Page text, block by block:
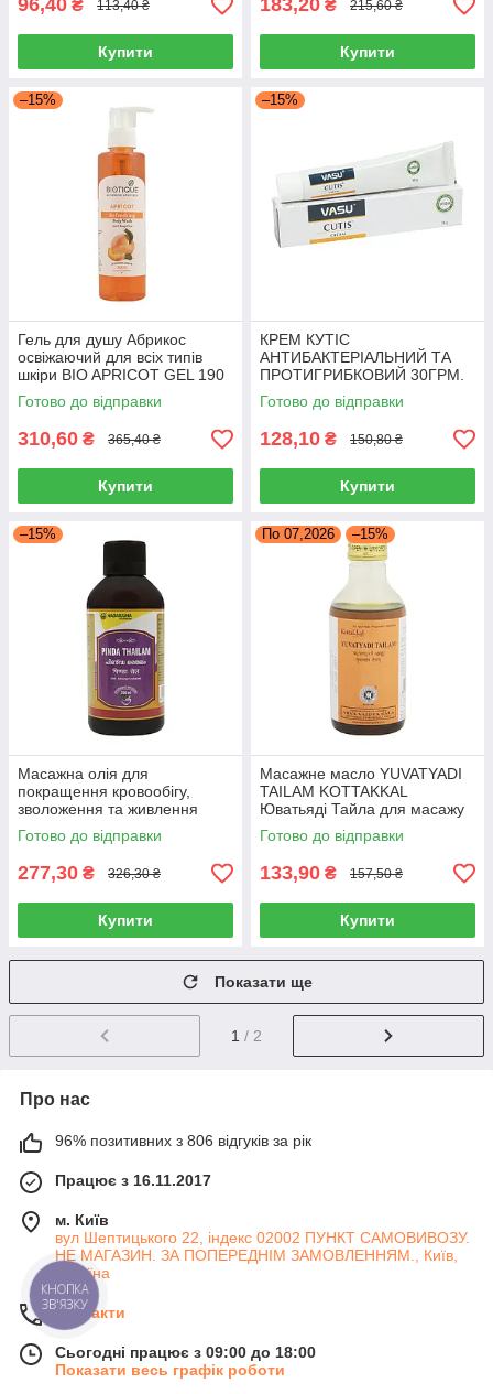
96,40 ₴ 113,40 ₴
Купити
183,20 ₴ 215,60 ₴
Купити
–15%
Гель для душу Абрикос
освіжаючий для всіх типів
шкіри BIO APRICOT GEL 190
ML BIOTIQUE Індія
Готово до відправки
310,60 ₴ 365,40 ₴
Купити
–15%
КРЕМ КУТІС
АНТИБАКТЕРІАЛЬНИЙ ТА
ПРОТИГРИБКОВИЙ 30ГРМ.
ВАСУ, CUTIS CREAM 30GM.
VASU
Готово до відправки
128,10 ₴ 150,80 ₴
Купити
–15%
Масажна олія для
покращення кровообігу,
зволоження та живлення
шкіри PINDA THAILAM 200ML
NAGARJUNA ПІНДА
Готово до відправки
277,30 ₴ 326,30 ₴
Купити
По 07,2026 –15%
Масажне масло YUVATYADI
TAILAM KOTTAKKAL
Юватьяді Тайла для масажу
жіночих грудей під час
годування
Готово до відправки
133,90 ₴ 157,50 ₴
Купити
Показати ще
1 / 2
Про нас
96% позитивних з 806 відгуків за рік
Працює з 16.11.2017
м. Київ
вул Шептицького 22, індекс 02002 ПУНКТ САМОВИВОЗУ.
НЕ МАГАЗИН. ЗА ПОПЕРЕДНІМ ЗАМОВЛЕННЯМ., Київ,
Україна
Контакти
Сьогодні працює з 09:00 до 18:00
Показати весь графік роботи
КНОПКА
ЗВ'ЯЗКУ